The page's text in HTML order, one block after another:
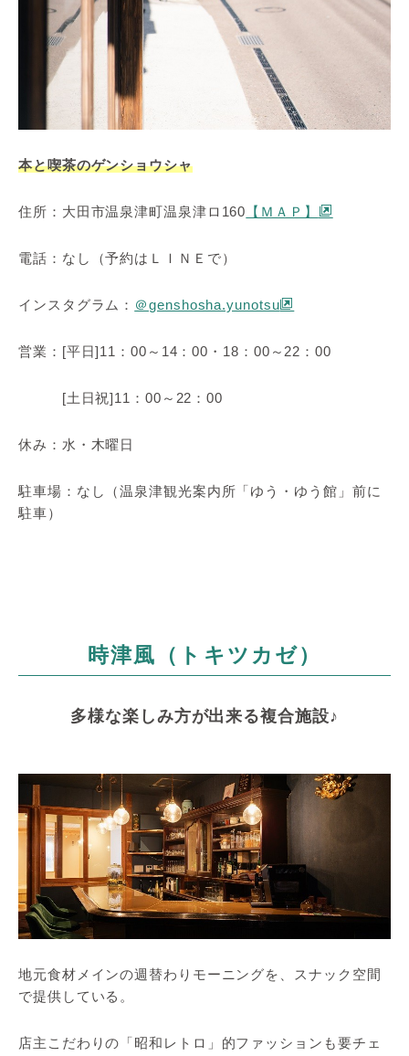
本と喫茶のゲンショウシャ
住所：大田市温泉津町温泉津ロ160 【ＭＡＰ】
電話：なし（予約はＬＩＮＥで）
インスタグラム： ＠genshosha.yunotsu
営業：[平日]11：00～14：00・18：00～22：00
[土日祝]11：00～22：00
休み：水・木曜日
駐車場：なし（温泉津観光案内所「ゆう・ゆう館」前に
駐車）
時津風（トキツカゼ）
多様な楽しみ方が出来る複合施設♪
地元食材メインの週替わりモーニングを、スナック空間
で提供している。
店主こだわりの「昭和レトロ」的ファッションも要チェ